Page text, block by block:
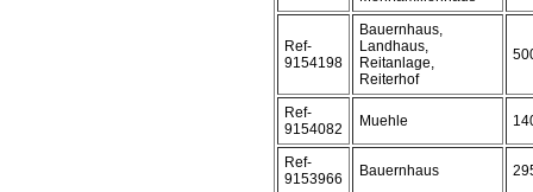
Ref-
9154198
Bauernhaus,
Landhaus,
Reitanlage,
Reiterhof
Ref-
9154082
Muehle
Ref-
9153966
Bauernhaus